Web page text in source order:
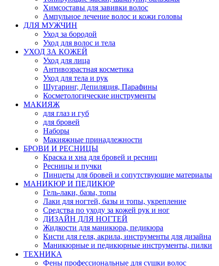
Химсоставы для завивки волос
Ампульное лечение волос и кожи головы
ДЛЯ МУЖЧИН
Уход за бородой
Уход для волос и тела
УХОД ЗА КОЖЕЙ
Уход для лица
Антивозрастная косметика
Уход для тела и рук
Шугаринг, Депиляция, Парафины
Косметологические инструменты
МАКИЯЖ
для глаз и губ
для бровей
Наборы
Макияжные принадлежности
БРОВИ И РЕСНИЦЫ
Краска и хна для бровей и ресниц
Ресницы и пучки
Пинцеты для бровей и сопутствующие материалы
МАНИКЮР И ПЕДИКЮР
Гель-лаки, базы, топы
Лаки для ногтей, базы и топы, укрепление
Средства по уходу за кожей рук и ног
ДИЗАЙН ДЛЯ НОГТЕЙ
Жидкости для маникюра, педикюра
Кисти для геля, акрила, инструменты для дизайна
Маникюрные и педикюрные инструменты, пилки
ТЕХНИКА
Фены профессиональные для сушки волос